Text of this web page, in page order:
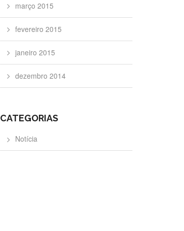
março 2015
fevereiro 2015
janeiro 2015
dezembro 2014
CATEGORIAS
Notícia